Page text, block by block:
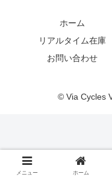
ホーム
リアルタイム在庫
お問い合わせ
© Via Cycles
メニュー ホーム